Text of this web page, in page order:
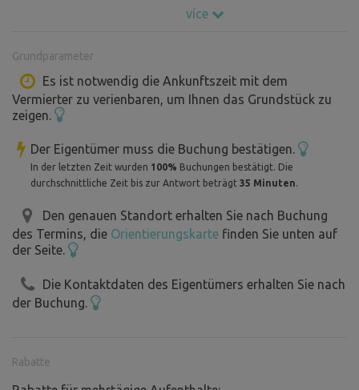
Das Anwesen besteht aus einem Unterkunftsteil... ohne
Und mit einer utilitaristischen Erweiterung, von der aus
man einen schönen Blick auf die Landschaft hat.
Geeignet zum Entspannen, um die Natur, den Himmel und
die Umgebung zu beobachten ..... Oder um in einer
unkonventionellen Umgebung mit Freunden und
Bekannten zusammenzusitzen.
Der Standort befindet sich etwas außerhalb des Dorfes
Záboří Bezirk České Budějovice 373 84
Unser Grundstück befindet sich in unmittelbarer Nähe des
Baches Zábořský potok, der das Wassersystem beendet,
das in Dobčice beginnt... tkzv Dobčické rybníčky....
Wir sind am Ende des Baches. Nach zwei Kilometern
Energiegewinnung mit Hilfe von Solaranlagen.
více
Grundparameter
Es ist notwendig die Ankunftszeit mit dem
Vermierter zu verienbaren, um Ihnen das Grundstück zu
zeigen.
Der Eigentümer muss die Buchung bestätigen.
In der letzten Zeit wurden 100% Buchungen bestätigt. Die
durchschnittliche Zeit bis zur Antwort beträgt 35 Minuten.
Den genauen Standort erhalten Sie nach Buchung
des Termins, die Orientierungskarte finden Sie unten auf
der Seite.
Die Kontaktdaten des Eigentümers erhalten Sie nach
der Buchung.
Rabatte